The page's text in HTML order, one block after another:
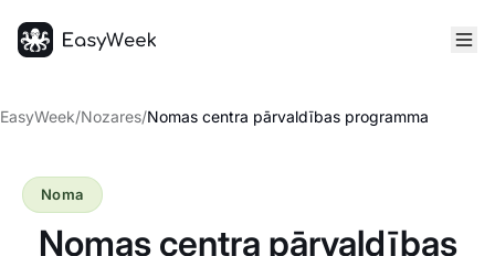
EasyWeek/Nozares/Nomas centra pārvaldības programma
Nomas centra pārvaldības
Noma